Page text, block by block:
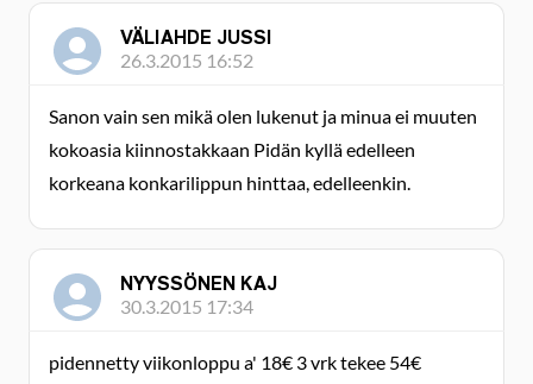
VÄLIAHDE JUSSI
26.3.2015 16:52
Sanon vain sen mikä olen lukenut ja minua ei muuten
kokoasia kiinnostakkaan Pidän kyllä edelleen
korkeana konkarilippun hinttaa, edelleenkin.
NYYSSÖNEN KAJ
30.3.2015 17:34
pidennetty viikonloppu a' 18€ 3 vrk tekee 54€